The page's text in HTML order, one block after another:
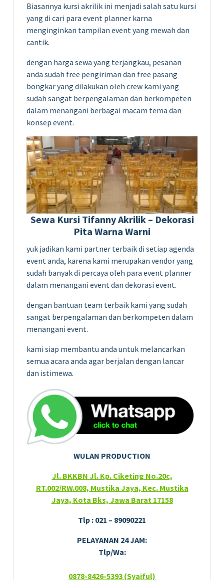
Biasannya kursi akrilik ini menjadi salah satu kursi
yang di cari para event planner karna
menginginkan tampilan event yang mewah dan
cantik.
dengan harga sewa yang terjangkau, pesanan
anda sudah free pengiriman dan free pasang
bongkar yang dilakukan oleh crew kami yang
sudah sangat berpengalaman dan berkompeten
dalam menangani berbagai macam tema dan
konsep event.
Sewa Kursi Tifanny Akrilik – Dekorasi
Pita Warna Warni
yuk jadikan kami partner terbaik di setiap agenda
event anda, karena kami merupakan vendor yang
sudah banyak di percaya oleh para event planner
dalam menangani event dan dekorasi event.
dengan bantuan team terbaik kami yang sudah
sangat berpengalaman dan berkompeten dalam
menangani event.
kami siap membantu anda untuk melancarkan
semua acara anda agar berjalan dengan lancar
dan istimewa.
WULAN PRODUCTION
Jl. BKKBN Jl. Kp. Ciketing No.20c,
RT.002/RW.008, Mustika Jaya, Kec. Mustika
Jaya, Kota Bks, Jawa Barat 17158
Tlp : 021 – 89090221
PELAYANAN 24 JAM:
Tlp/Wa:
0878-8426-5393 (Syaiful)